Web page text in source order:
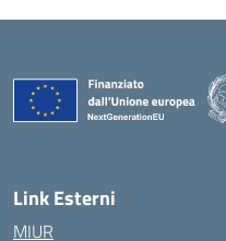
Link Esterni
MIUR